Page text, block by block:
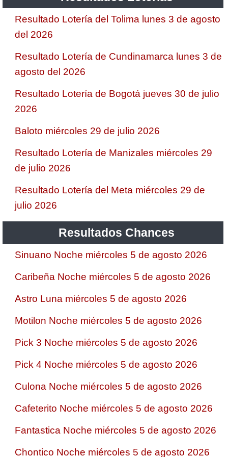
Resultado Lotería del Tolima lunes 3 de agosto
del 2026
Resultado Lotería de Cundinamarca lunes 3 de
agosto del 2026
Resultado Lotería de Bogotá jueves 30 de julio
2026
Baloto miércoles 29 de julio 2026
Resultado Lotería de Manizales miércoles 29
de julio 2026
Resultado Lotería del Meta miércoles 29 de
julio 2026
Resultados Chances
Sinuano Noche miércoles 5 de agosto 2026
Caribeña Noche miércoles 5 de agosto 2026
Astro Luna miércoles 5 de agosto 2026
Motilon Noche miércoles 5 de agosto 2026
Pick 3 Noche miércoles 5 de agosto 2026
Pick 4 Noche miércoles 5 de agosto 2026
Culona Noche miércoles 5 de agosto 2026
Cafeterito Noche miércoles 5 de agosto 2026
Fantastica Noche miércoles 5 de agosto 2026
Chontico Noche miércoles 5 de agosto 2026